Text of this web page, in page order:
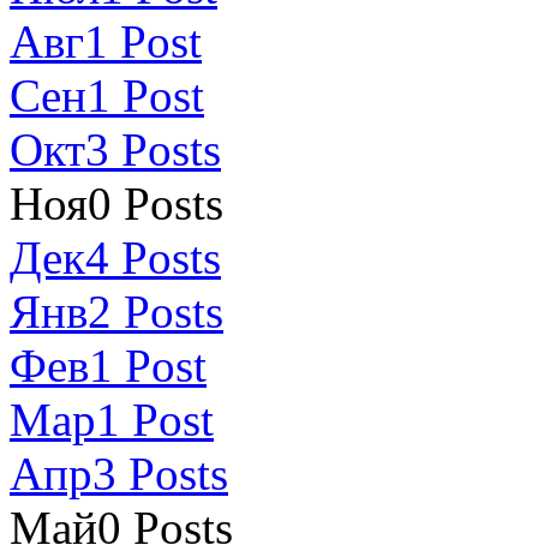
Авг1 Post
Сен1 Post
Окт3 Posts
Ноя0 Posts
Дек4 Posts
Янв2 Posts
Фев1 Post
Мар1 Post
Апр3 Posts
Май0 Posts